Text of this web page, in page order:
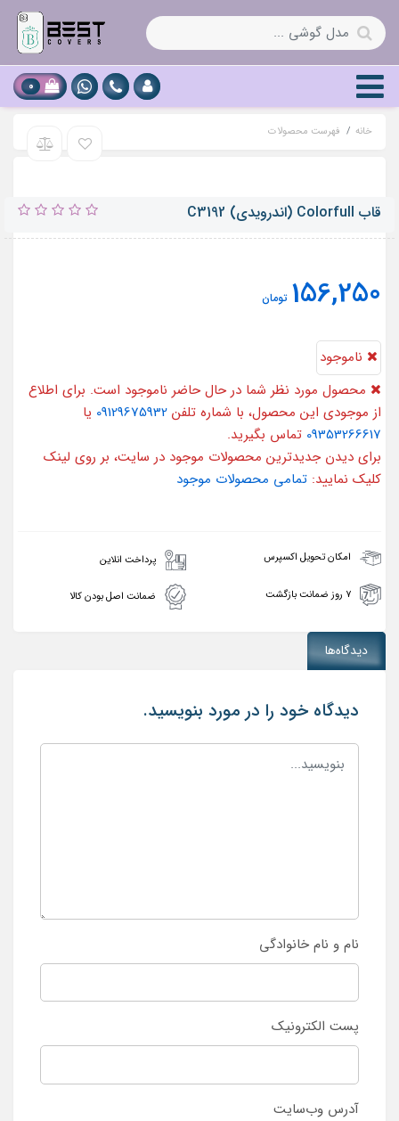
0
خانه فهرست محصولات
قاب Colorfull (اندرویدی) C3192
156,250 تومان
ناموجود
محصول مورد نظر شما در حال حاضر ناموجود است. برای اطلاع
از موجودی این محصول، با شماره تلفن 09129675932 یا
09353266617 تماس بگیرید.
برای دیدن جدیدترین محصولات موجود در سایت، بر روی لینک
کلیک نمایید: تمامی محصولات موجود
امکان تحویل اکسپرس پرداخت انلاین
۷ روز ضمانت بازگشت ضمانت اصل بودن کالا
دیدگاه‌ها
دیدگاه خود را در مورد بنویسید.
نام و نام خانوادگی
پست الکترونیک
آدرس وب‌سایت